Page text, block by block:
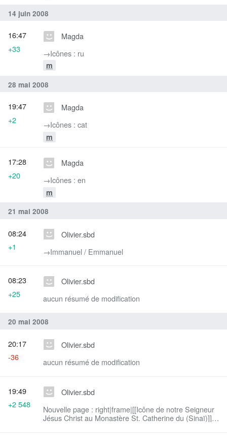
14 juin 2008
Magda
→‎Icônes : ru
m
16:47
+33
28 mai 2008
Magda
→‎Icônes : cat
m
19:47
+2
Magda
→‎Icônes : en
m
17:28
+20
21 mai 2008
Olivier.sbd
→‎Immanuel / Emmanuel
08:24
+1
Olivier.sbd
aucun résumé de modification
08:23
+25
20 mai 2008
Olivier.sbd
aucun résumé de modification
20:17
-36
Olivier.sbd
Nouvelle page : right|frame|[[Icône de notre Seigneur
Jésus Christ au Monastère St. Catherine du (Sinaï)]]
19:49
+2 548